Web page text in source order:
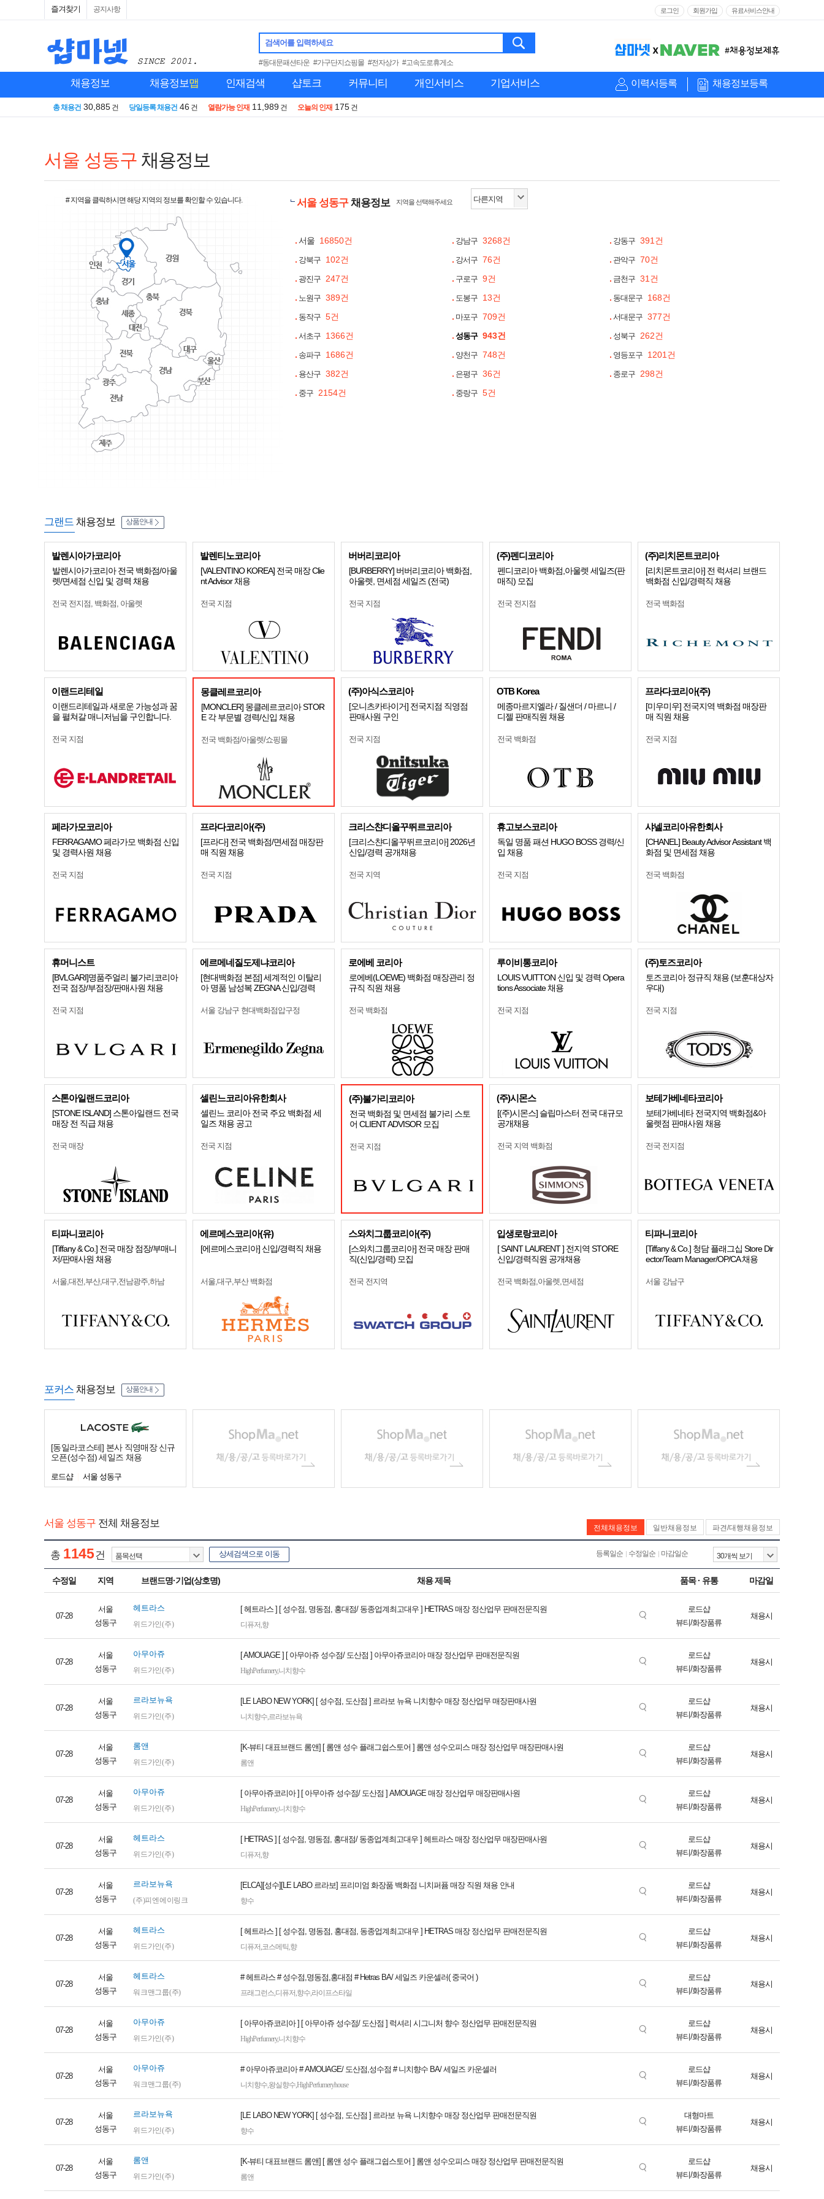
즐겨찾기 공지사항 로그인 회원가입 유료서비스안내
검색어를 입력하세요
#동대문패션타운 #가구단지쇼핑몰 #전자상가 #고속도로휴게소
채용정보 채용정보맵 인재검색 샵토크 커뮤니티 개인서비스 기업서비스 이력서등록 채용정보등록
총 채용건 30,885 건 당일등록 채용건 46 건 열람가능 인재 11,989 건 오늘의 인재 175 건
서울 성동구 채용정보
# 지역을 클릭하시면 해당 지역의 정보를 확인할 수 있습니다. 서울 성동구 채용정보 지역을 선택해주세요
서울 16850건 강남구 3268건 강동구 391건
강북구 102건 강서구 76건 관악구 70건
광진구 247건 구로구 9건 금천구 31건
노원구 389건 도봉구 13건 동대문구 168건
동작구 5건 마포구 709건 서대문구 377건
서초구 1366건 성동구 943건 성북구 262건
송파구 1686건 양천구 748건 영등포구 1201건
용산구 382건 은평구 36건 종로구 298건
중구 2154건 중랑구 5건
그랜드 채용정보 상품안내
발렌시아가코리아
발렌시아가코리아 전국 백화점/아울
렛/면세점 신입 및 경력 채용
전국 전지점, 백화점, 아울렛
발렌티노코리아
[VALENTINO KOREA] 전국 매장 Clie
nt Advisor 채용
전국 지점
버버리코리아
[BURBERRY] 버버리코리아 백화점,
아울렛, 면세점 세일즈 (전국)
전국 지점
(주)펜디코리아
펜디코리아 백화점,아울렛 세일즈(판
매직) 모집
전국 전지점
(주)리치몬트코리아
[리치몬트코리아] 전 럭셔리 브랜드
백화점 신입/경력직 채용
전국 백화점
이랜드리테일
이랜드리테일과 새로운 가능성과 꿈
을 펼쳐갈 매니저님을 구인합니다.
전국 지점
몽클레르코리아
[MONCLER] 몽클레르코리아 STOR
E 각 부문별 경력/신입 채용
전국 백화점/아울렛/쇼핑몰
(주)아식스코리아
[오니츠카타이거] 전국지점 직영점
판매사원 구인
전국 지점
OTB Korea
메종마르지엘라 / 질샌더 / 마르니 /
디젤 판매직원 채용
전국 백화점
프라다코리아(주)
[미우미우] 전국지역 백화점 매장판
매 직원 채용
전국 지점
페라가모코리아
FERRAGAMO 페라가모 백화점 신입
및 경력사원 채용
전국 지점
프라다코리아(주)
[프라다] 전국 백화점/면세점 매장판
매 직원 채용
전국 지점
크리스챤디올꾸뛰르코리아
[크리스챤디올꾸뛰르코리아] 2026년
신입/경력 공개채용
전국 지역
휴고보스코리아
독일 명품 패션 HUGO BOSS 경력/신
입 채용
전국 지점
샤넬코리아유한회사
[CHANEL] Beauty Advisor Assistant 백
화점 및 면세점 채용
전국 백화점
휴머니스트
[BVLGARI]명품주얼리 불가리코리아
전국 점장/부점장/판매사원 채용
전국 지점
에르메네질도제냐코리아
[현대백화점 본점] 세계적인 이탈리
아 명품 남성복 ZEGNA 신입/경력
서울 강남구 현대백화점압구정
로에베 코리아
로에베(LOEWE) 백화점 매장관리 정
규직 직원 채용
전국 백화점
루이비통코리아
LOUIS VUITTON 신입 및 경력 Opera
tions Associate 채용
전국 지점
(주)토즈코리아
토즈코리아 정규직 채용 (보훈대상자
우대)
전국 지점
스톤아일랜드코리아
[STONE ISLAND] 스톤아일랜드 전국
매장 전 직급 채용
전국 매장
셀린느코리아유한회사
셀린느 코리아 전국 주요 백화점 세
일즈 채용 공고
전국 지점
(주)불가리코리아
전국 백화점 및 면세점 불가리 스토
어 CLIENT ADVISOR 모집
전국 지점
(주)시몬스
[(주)시몬스] 슬립마스터 전국 대규모
공개채용
전국 지역 백화점
보테가베네타코리아
보테가베네타 전국지역 백화점&아
울렛점 판매사원 채용
전국 전지점
티파니코리아
[Tiffany & Co.] 전국 매장 점장/부매니
저/판매사원 채용
서울,대전,부산,대구,전남광주,하남
에르메스코리아(유)
[에르메스코리아] 신입/경력직 채용
서울,대구,부산 백화점
스와치그룹코리아(주)
[스와치그룹코리아] 전국 매장 판매
직(신입/경력) 모집
전국 전지역
입생로랑코리아
[ SAINT LAURENT ] 전지역 STORE
신입/경력직원 공개채용
전국 백화점,아울렛,면세점
티파니코리아
[Tiffany & Co.] 청담 플래그십 Store Dir
ector/Team Manager/OP/CA 채용
서울 강남구
포커스 채용정보 상품안내
[동일라코스테] 본사 직영매장 신규
오픈(성수점) 세일즈 채용
로드샵 서울 성동구
서울 성동구 전체 채용정보 전체채용정보 일반채용정보 파견/대행채용정보
총 1145건 상세검색으로 이동 등록일순 수정일순 마감일순
수정일 지역 브랜드명·기업(상호명) 채용 제목 품목 · 유통 마감일
07-28
서울
성동구
헤트라스
위드가인(주)
[ 헤트라스 ] [ 성수점, 명동점, 홍대점/ 동종업계최고대우 ] HETRAS 매장 정산업무 판매전문직원
디퓨저,향
로드샵
뷰티/화장품류
채용시
07-28
서울
성동구
아무아쥬
위드가인(주)
[ AMOUAGE ] [ 아무아쥬 성수점/ 도산점 ] 아무아쥬코리아 매장 정산업무 판매전문직원
HighPerfumery,니치향수
로드샵
뷰티/화장품류
채용시
07-28
서울
성동구
르라보뉴욕
위드가인(주)
[LE LABO NEW YORK] [ 성수점, 도산점 ] 르라보 뉴욕 니치향수 매장 정산업무 매장판매사원
니치향수,르라보뉴욕
로드샵
뷰티/화장품류
채용시
07-28
서울
성동구
롬앤
위드가인(주)
[K-뷰티 대표브랜드 롬앤] [ 롬앤 성수 플래그쉽스토어 ] 롬앤 성수오피스 매장 정산업무 매장판매사원
롬앤
로드샵
뷰티/화장품류
채용시
07-28
서울
성동구
아무아쥬
위드가인(주)
[ 아무아쥬코리아 ] [ 아무아쥬 성수점/ 도산점 ] AMOUAGE 매장 정산업무 매장판매사원
HighPerfumery,니치향수
로드샵
뷰티/화장품류
채용시
07-28
서울
성동구
헤트라스
위드가인(주)
[ HETRAS ] [ 성수점, 명동점, 홍대점/ 동종업계최고대우 ] 헤트라스 매장 정산업무 매장판매사원
디퓨저,향
로드샵
뷰티/화장품류
채용시
07-28
서울
성동구
르라보뉴욕
(주)피엔에이링크
[ELCA][성수][LE LABO 르라보] 프리미엄 화장품 백화점 니치퍼퓸 매장 직원 채용 안내
향수
로드샵
뷰티/화장품류
채용시
07-28
서울
성동구
헤트라스
위드가인(주)
[ 헤트라스 ] [ 성수점, 명동점, 홍대점, 동종업계최고대우 ] HETRAS 매장 정산업무 판매전문직원
디퓨저,코스메틱,향
로드샵
뷰티/화장품류
채용시
07-28
서울
성동구
헤트라스
워크맨그룹(주)
# 헤트라스 # 성수점,명동점,홍대점 # Hetras BA/ 세일즈 카운셀러( 중국어 )
프래그런스,디퓨저,향수,라이프스타일
로드샵
뷰티/화장품류
채용시
07-28
서울
성동구
아무아쥬
위드가인(주)
[ 아무아쥬코리아 ] [ 아무아쥬 성수점/ 도산점 ] 럭셔리 시그니처 향수 정산업무 판매전문직원
HighPerfumery,니치향수
로드샵
뷰티/화장품류
채용시
07-28
서울
성동구
아무아쥬
워크맨그룹(주)
# 아무아쥬코리아 # AMOUAGE/ 도산점,성수점 # 니치향수 BA/ 세일즈 카운셀러
니치향수,왕실향수,HighPerfumeryhouse
로드샵
뷰티/화장품류
채용시
07-28
서울
성동구
르라보뉴욕
위드가인(주)
[LE LABO NEW YORK] [ 성수점, 도산점 ] 르라보 뉴욕 니치향수 매장 정산업무 판매전문직원
향수
대형마트
뷰티/화장품류
채용시
07-28
서울
성동구
롬앤
위드가인(주)
[K-뷰티 대표브랜드 롬앤] [ 롬앤 성수 플래그쉽스토어 ] 롬앤 성수오피스 매장 정산업무 판매전문직원
롬앤
로드샵
뷰티/화장품류
채용시